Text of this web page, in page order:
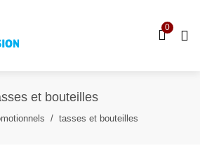
0
et bouteilles
tasses et bouteilles